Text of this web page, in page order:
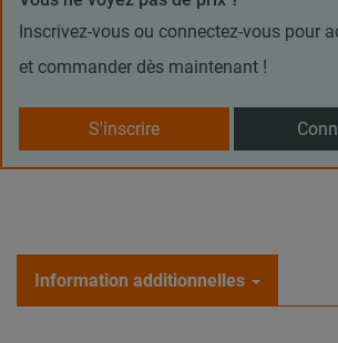
Inscrivez-vous ou connectez-vous pour
et commander dès maintenant !
S'inscrire
Information additionnelles